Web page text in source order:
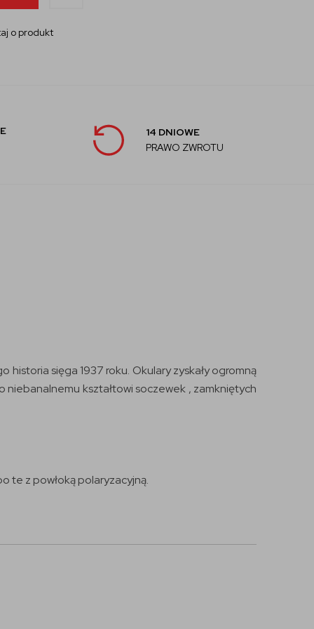
o produkt
14 DNIOWE
PRAWO ZWROTU
sięga 1937 roku. Okulary zyskały ogromną
niebanalnemu kształtowi soczewek , zamkniętych
te z powłoką polaryzacyjną.